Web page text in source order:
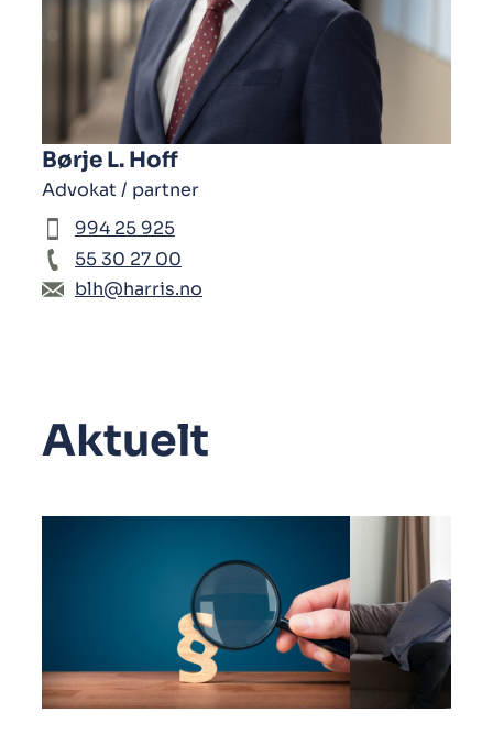
Børje L. Hoff
Advokat / partner
994 25 925
55 30 27 00
blh@harris.no
Aktuelt